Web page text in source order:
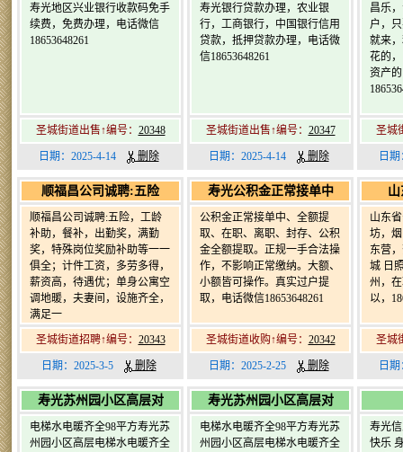
寿光地区兴业银行收款码免手
续费，免费办理，电话微信
18653648261
圣城街道出售↑编号： 20348
日期：2025-4-14 删除
寿光银行贷款办理，农业银
行，工商银行，中国银行信用
贷款，抵押贷款办理，电话微
信18653648261
圣城街道出售↑编号： 20347
日期：2025-4-14 删除
昌乐
户，
就来
花的
资产
圣城
日
顺福昌公司诚聘:五险
顺福昌公司诚聘:五险，工龄
补助，餐补，出勤奖，满勤
奖，特殊岗位奖励补助等一一
俱全；计件工资，多劳多得，
薪资高，待遇优；单身公寓空
调地暖，夫妻间，设施齐全，
满足一
圣城街道招聘↑编号： 20343
日期：2025-3-5 删除
寿光公积金正常接单中
公积金正常接单中、全额提
取、在职、离职、封存、公积
金全额提取。正规一手合法操
作，不影响正常缴纳。大额、
小额皆可操作。真实过户提
取，电话微信18653648261
圣城街道收购↑编号： 20342
日期：2025-2-25 删除
山东
坊，
东营
城 日
州，
以，
圣城
日
寿光苏州园小区高层对
电梯水电暖齐全98平方寿光苏
州园小区高层电梯水电暖齐全
寿光苏州园小区高层对
电梯水电暖齐全98平方寿光苏
州园小区高层电梯水电暖齐全
寿光
快乐